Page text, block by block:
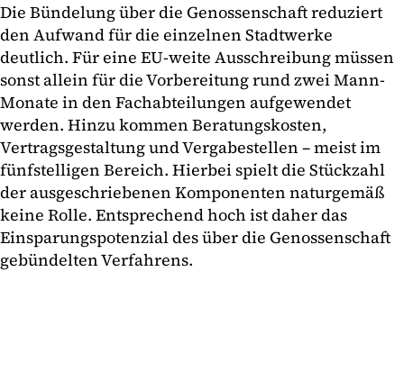
Die Bündelung über die Genossenschaft reduziert
den Aufwand für die einzelnen Stadtwerke
deutlich. Für eine EU-weite Ausschreibung müssen
sonst allein für die Vorbereitung rund zwei Mann-
Monate in den Fachabteilungen aufgewendet
werden. Hinzu kommen Beratungskosten,
Vertragsgestaltung und Vergabestellen – meist im
fünfstelligen Bereich. Hierbei spielt die Stückzahl
der ausgeschriebenen Komponenten naturgemäß
keine Rolle. Entsprechend hoch ist daher das
Einsparungspotenzial des über die Genossenschaft
gebündelten Verfahrens.